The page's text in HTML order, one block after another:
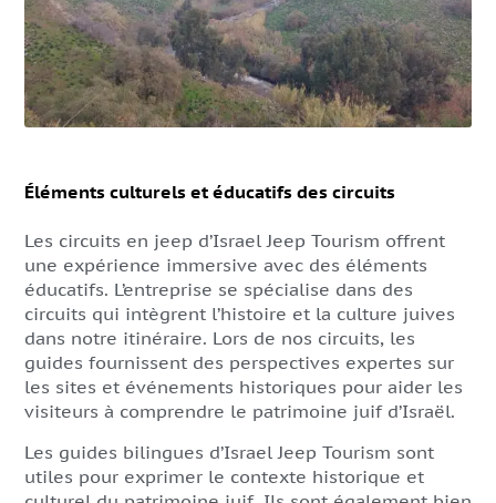
Éléments culturels et éducatifs des circuits
Les circuits en jeep d’Israel Jeep Tourism offrent
une expérience immersive avec des éléments
éducatifs. L’entreprise se spécialise dans des
circuits qui intègrent l’histoire et la culture juives
dans notre itinéraire. Lors de nos circuits, les
guides fournissent des perspectives expertes sur
les sites et événements historiques pour aider les
visiteurs à comprendre le patrimoine juif d’Israël.
Les guides bilingues d’Israel Jeep Tourism sont
utiles pour exprimer le contexte historique et